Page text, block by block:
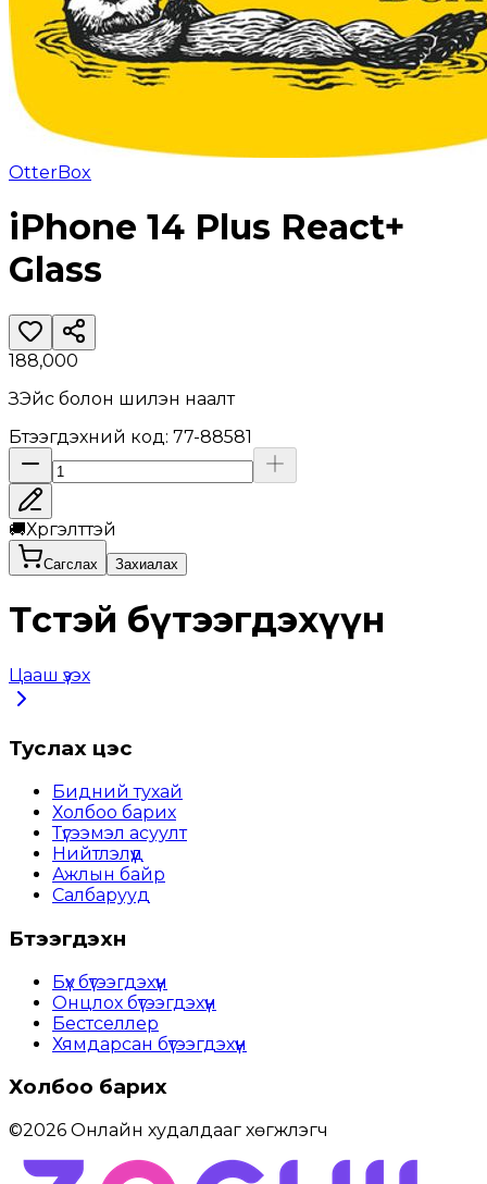
OtterBox
iPhone 14 Plus React+
Glass
188,000
ЗЭйс болон шилэн наалт
Бүтээгдэхүүний код: 77-88581
🚚Хүргэлттэй
Сагслах Захиалах
Төстэй бүтээгдэхүүн
Цааш үзэх
Туслах цэс
Бидний тухай
Холбоо барих
Түгээмэл асуулт
Нийтлэлүүд
Ажлын байр
Салбарууд
Бүтээгдэхүүн
Бүх бүтээгдэхүүн
Онцлох бүтээгдэхүүн
Бестселлер
Хямдарсан бүтээгдэхүүн
Холбоо барих
©2026 Онлайн худалдааг хөгжүүлэгч